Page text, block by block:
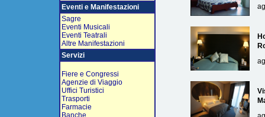
Eventi e Manifestazioni
Sagre
Eventi Musicali
Eventi Teatrali
Altre Manifestazioni
Servizi
Fiere e Congressi
Agenzie di Viaggio
Uffici Turistici
Trasporti
Farmacie
Banche